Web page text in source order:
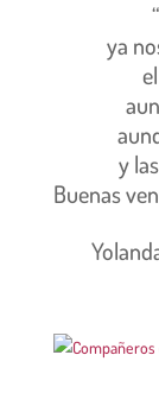
ya
y
Buenas
Yolanda